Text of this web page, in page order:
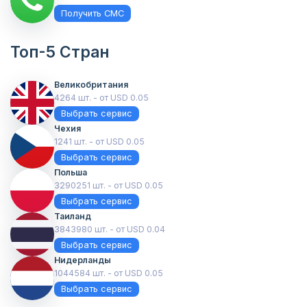
Получить СМС
Топ-5 Стран
Великобритания
4264 шт. - от USD 0.05
Выбрать сервис
Чехия
1241 шт. - от USD 0.05
Выбрать сервис
Польша
3290251 шт. - от USD 0.05
Выбрать сервис
Таиланд
3843980 шт. - от USD 0.04
Выбрать сервис
Нидерланды
1044584 шт. - от USD 0.05
Выбрать сервис